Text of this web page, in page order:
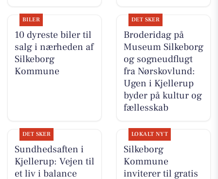
BILER
10 dyreste biler til
salg i nærheden af
Silkeborg
Kommune
DET SKER
Broderidag på
Museum Silkeborg
og sogneudflugt
fra Nørskovlund:
Ugen i Kjellerup
byder på kultur og
fællesskab
DET SKER
Sundhedsaften i
Kjellerup: Vejen til
et liv i balance
LOKALT NYT
Silkeborg
Kommune
inviterer til gratis